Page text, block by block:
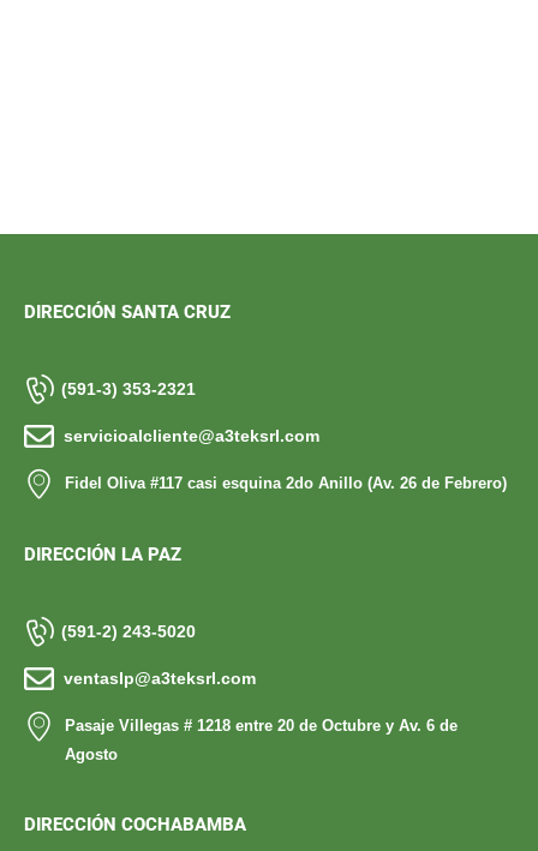
DIRECCIÓN SANTA CRUZ
(591-3) 353-2321
servicioalcliente@a3teksrl.com
Fidel Oliva #117 casi esquina 2do Anillo (Av. 26 de Febrero)
DIRECCIÓN LA PAZ
(591-2) 243-5020
ventaslp@a3teksrl.com
Pasaje Villegas # 1218 entre 20 de Octubre y Av. 6 de
Agosto
DIRECCIÓN COCHABAMBA